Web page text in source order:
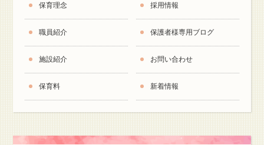
保育理念
職員紹介
施設紹介
保育料
採用情報
保護者様専用ブログ
お問い合わせ
新着情報